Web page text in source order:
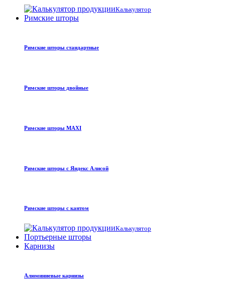
Калькулятор
Римские шторы
Римские шторы стандартные
Римские шторы двойные
Римские шторы MAXI
Римские шторы с Яндекс Алисой
Римские шторы с кантом
Калькулятор
Портьерные шторы
Карнизы
Алюминиевые карнизы